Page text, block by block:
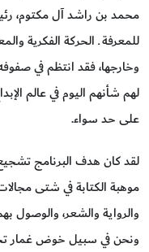
محمد بن راشد آل مكتوم،
للمعرفة ـ الحركة الفكرية
وخارجها، فقد انتظم في
لهم شأنهم اليوم في عالم
على حد سواء.
لقد كان هدف البرنامج
موهبة الكتابة في شتى
والرواية والشعر، والوصول
ونحن في سبيل خوض غمار